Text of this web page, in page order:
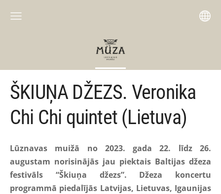
ŠKIUŅA DŽEZS. Veronika
Chi Chi quintet (Lietuva)
Lūznavas muižā no 2023. gada 22. līdz 26.
augustam norisinājās jau piektais Baltijas džeza
festivāls “Škiuņa džezs”. Džeza koncertu
programmā piedalījās Latvijas, Lietuvas, Igaunijas